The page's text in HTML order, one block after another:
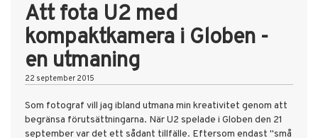
Att fota U2 med
kompaktkamera i Globen -
en utmaning
22 september 2015
Som fotograf vill jag ibland utmana min kreativitet genom att
begränsa förutsättningarna. När U2 spelade i Globen den 21
september var det ett sådant tillfälle. Eftersom endast "små